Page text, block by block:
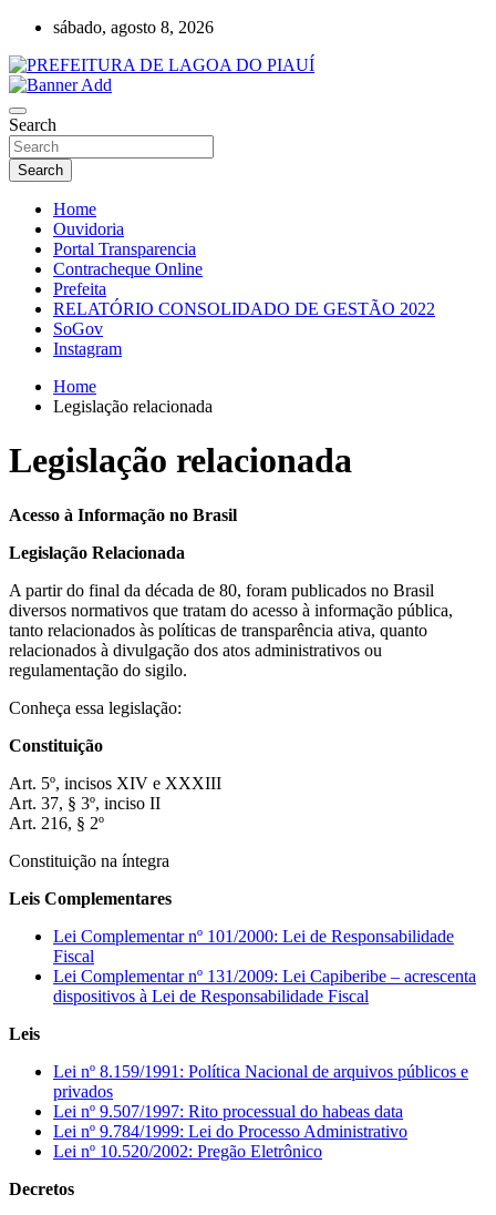
Skip
content
sábado, agosto 8, 2026
PREFEITURA DE LAGOA DO PIAUÍ
Search
Search
Home
Ouvidoria
Portal Transparencia
Contracheque Online
Prefeita
RELATÓRIO CONSOLIDADO DE GESTÃO 2022
SoGov
Instagram
Home
Legislação relacionada
Legislação relacionada
Acesso à Informação no Brasil
Legislação Relacionada
A partir do final da década de 80, foram publicados no Brasil
diversos normativos que tratam do acesso à informação pública,
tanto relacionados às políticas de transparência ativa, quanto
relacionados à divulgação dos atos administrativos ou
regulamentação do sigilo.
Conheça essa legislação:
Constituição
Art. 5º, incisos XIV e XXXIII
Art. 37, § 3º, inciso II
Art. 216, § 2º
Constituição na íntegra
Leis Complementares
Lei Complementar nº 101/2000: Lei de Responsabilidade
Fiscal
Lei Complementar nº 131/2009: Lei Capiberibe – acrescenta
dispositivos à Lei de Responsabilidade Fiscal
Leis
Lei nº 8.159/1991: Política Nacional de arquivos públicos e
privados
Lei nº 9.507/1997: Rito processual do habeas data
Lei nº 9.784/1999: Lei do Processo Administrativo
Lei nº 10.520/2002: Pregão Eletrônico
Decretos